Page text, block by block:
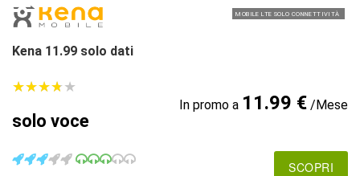
MOBILE LTE SOLO CONNETTIVITÀ
Kena 11.99 solo dati
★★★★★
★★★★★
solo voce
In promo a 11.99 €/Mese
SCOPRI